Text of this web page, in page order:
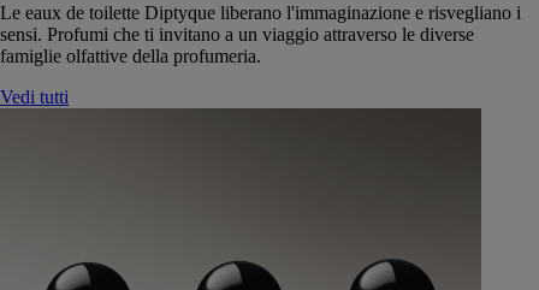
Le eaux de toilette Diptyque liberano l'immaginazione e risvegliano i
sensi. Profumi che ti invitano a un viaggio attraverso le diverse
famiglie olfattive della profumeria.
Vedi tutti